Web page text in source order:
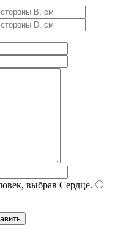
выбрав Сердце.